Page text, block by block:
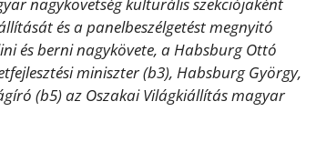
és a panelbeszélgetést megnyitó
és berni nagykövete, a Habsburg Ottó
miniszter (b3), Habsburg György,
(b5) az Oszakai Világkiállítás magyar